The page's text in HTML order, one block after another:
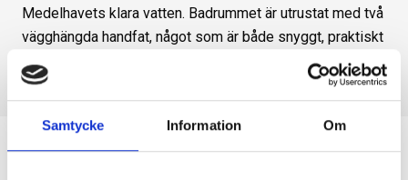
Samtycke Information Om
Medelhavets klara vatten. Badrummet är utrustat med två
vägghängda handfat, något som är både snyggt, praktiskt
och unikt.